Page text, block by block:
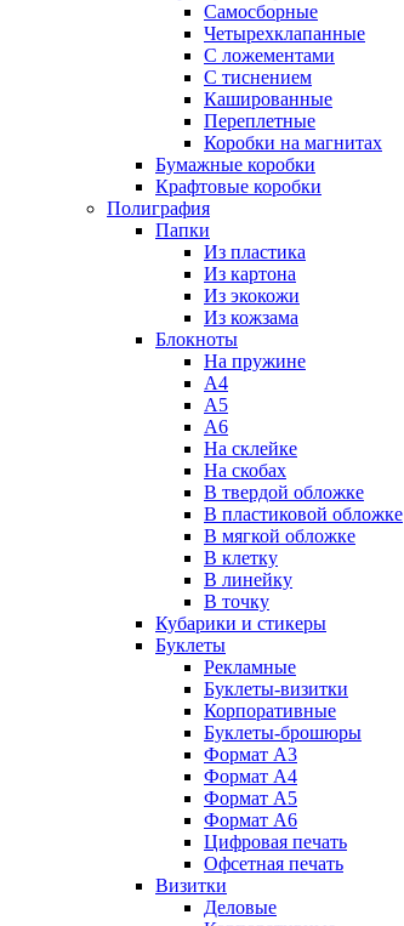
Самосборные
Четырехклапанные
С ложементами
С тиснением
Кашированные
Переплетные
Коробки на магнитах
Бумажные коробки
Крафтовые коробки
Полиграфия
Папки
Из пластика
Из картона
Из экокожи
Из кожзама
Блокноты
На пружине
А4
А5
А6
На склейке
На скобах
В твердой обложке
В пластиковой обложке
В мягкой обложке
В клетку
В линейку
В точку
Кубарики и стикеры
Буклеты
Рекламные
Буклеты-визитки
Корпоративные
Буклеты-брошюры
Формат А3
Формат А4
Формат А5
Формат А6
Цифровая печать
Офсетная печать
Визитки
Деловые